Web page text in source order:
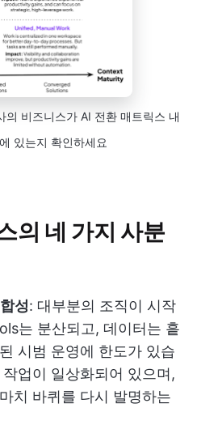
비즈니스가 AI 전환 매트릭스 내
있는지 확인하세요
의 네 가지 사분
성: 대부분의 조직이 시작
는 분산되고, 데이터는 흩
시범 운영에 한도가 있습
업이 일상화되어 있으며,
치 바퀴를 다시 발명하는